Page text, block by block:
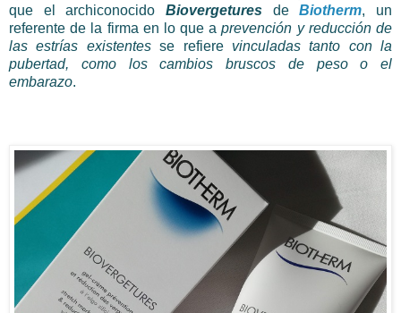
que el archiconocido Biovergetures deBiotherm, un
referente de la firma en lo que aprevención y reducción de
las estrías existentesse refiere vinculadas tanto con la
pubertad, como los cambios bruscos de peso o el
embarazo.